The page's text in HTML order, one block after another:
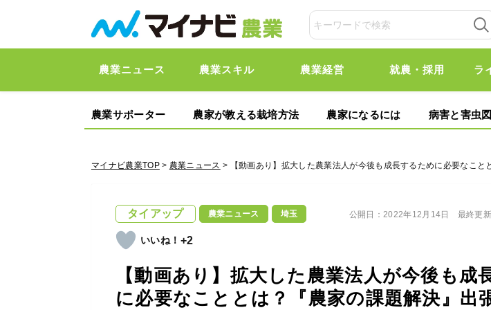
農業ニュース 農業スキル 農業経営 就農・採用 ラ
農業サポーター 農家が教える栽培方法 農家になるには 病害と害虫
マイナビ農業TOP> 農業ニュース > 【動画あり】拡大した農業法人が今後も成長するために必要なこと
タイアップ 農業ニュース 埼玉
+2
【動画あり】拡大した農業法人が今後も成
に必要なこととは？『農家の課題解決』出
公開日： 2022年12月14日 最終更